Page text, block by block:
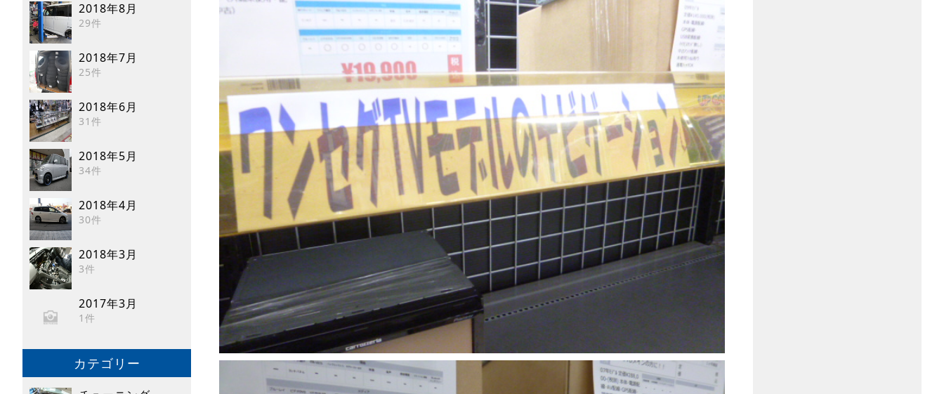
2018年8月
29件
2018年7月
25件
2018年6月
31件
2018年5月
34件
2018年4月
30件
2018年3月
3件
2017年3月
1件
カテゴリー